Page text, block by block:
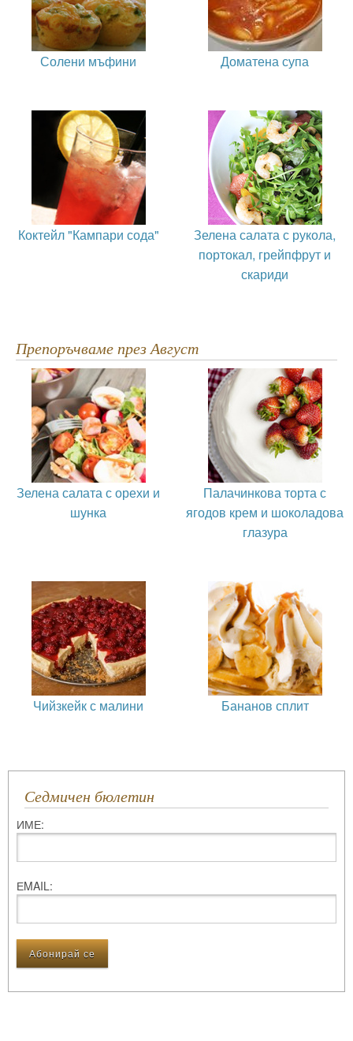
Солени мъфини Доматена супа
Коктейл "Кампари сода"
Зелена салата с рукола,
портокал, грейпфрут и
скариди
Препоръчваме през Август
Зелена салата с орехи и
шунка
Палачинкова торта с
ягодов крем и шоколадова
глазура
Чийзкейк с малини Бананов сплит
Седмичен бюлетин
ИМЕ:
ЕMAIL: